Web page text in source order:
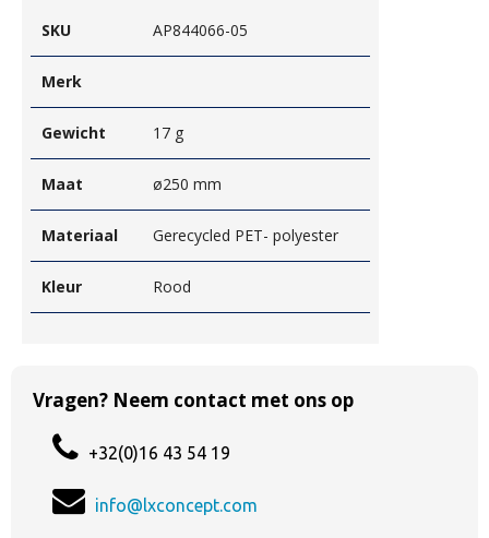
SKU AP844066-05
Merk
Gewicht 17 g
Maat ø250 mm
Materiaal Gerecycled PET- polyester
Kleur Rood
Vragen? Neem contact met ons op
+32(0)16 43 54 19
info@lxconcept.com